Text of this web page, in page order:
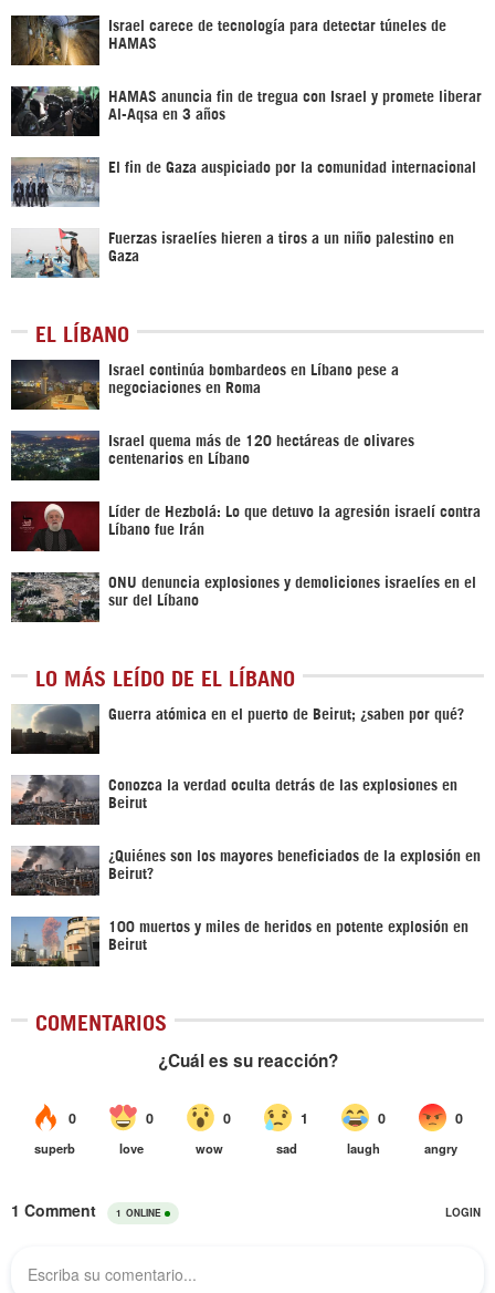
Israel carece de tecnología para detectar túneles de
HAMAS
HAMAS anuncia fin de tregua con Israel y promete liberar
Al-Aqsa en 3 años
El fin de Gaza auspiciado por la comunidad internacional
Fuerzas israelíes hieren a tiros a un niño palestino en
Gaza
EL LÍBANO
Israel continúa bombardeos en Líbano pese a
negociaciones en Roma
Israel quema más de 120 hectáreas de olivares
centenarios en Líbano
Líder de Hezbolá: Lo que detuvo la agresión israelí contra
Líbano fue Irán
ONU denuncia explosiones y demoliciones israelíes en el
sur del Líbano
LO MÁS LEÍDO DE EL LÍBANO
Guerra atómica en el puerto de Beirut; ¿saben por qué?
Conozca la verdad oculta detrás de las explosiones en
Beirut
¿Quiénes son los mayores beneficiados de la explosión en
Beirut?
100 muertos y miles de heridos en potente explosión en
Beirut
COMENTARIOS